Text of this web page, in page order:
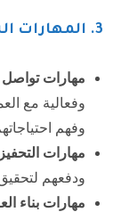
3. المهارات الشخصية (Soft Skills):
مهارات تواصل
وفعالية مع
وفهم
مهارات
ودفعهم
مهارات بناء